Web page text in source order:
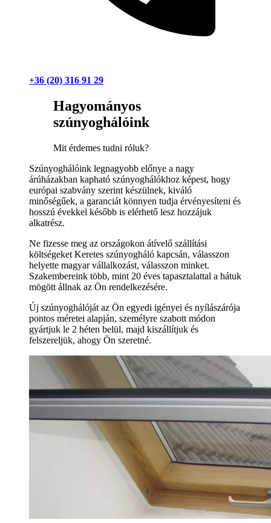
+36 (20) 316 91 29
Hagyományos
szúnyoghálóink
Mit érdemes tudni róluk?
Szúnyoghálóink legnagyobb előnye a nagy
árúházakban kapható szúnyoghálókhoz képest, hogy
európai szabvány szerint készülnek, kiváló
minőségűek, a garanciát könnyen tudja érvényesíteni és
hosszú évekkel később is elérhető lesz hozzájuk
alkatrész.
Ne fizesse meg az országokon átívelő szállítási
költségeket Keretes szúnyogháló kapcsán, válasszon
helyette magyar vállalkozást, válasszon minket.
Szakembereink több, mint 20 éves tapasztalattal a hátuk
mögött állnak az Ön rendelkezésére.
Új szúnyoghálóját az Ön egyedi igényei és nyílászárója
pontos méretei alapján, személyre szabott módon
gyártjuk le 2 héten belül, majd kiszállítjuk és
felszereljük, ahogy Ön szeretné.